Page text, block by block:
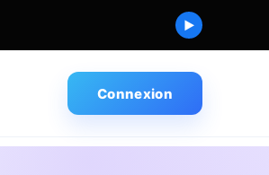
▶
Connexion